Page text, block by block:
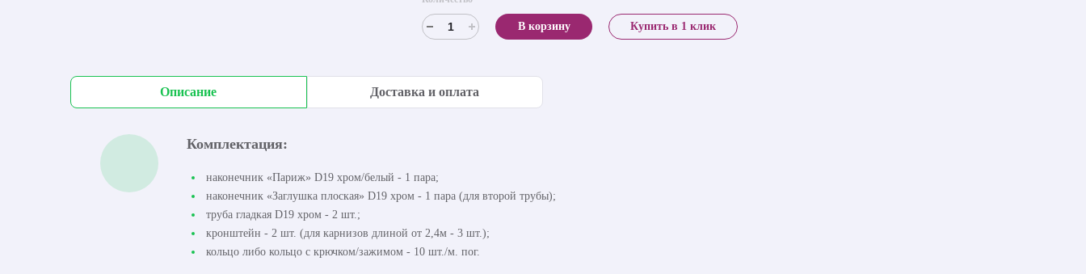
В корзину Купить в 1 клик
Описание Доставка и оплата
Комплектация:
наконечник «Париж» D19 хром/белый - 1 пара;
наконечник «Заглушка плоская» D19 хром - 1 пара (для второй трубы);
труба гладкая D19 хром - 2 шт.;
кронштейн - 2 шт. (для карнизов длиной от 2,4м - 3 шт.);
кольцо либо кольцо с крючком/зажимом - 10 шт./м. пог.